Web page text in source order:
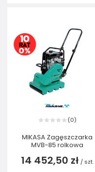
(0)
MIKASA Zagęszczarka
MVB-85 rolkowa
14 452,50 zł / szt.